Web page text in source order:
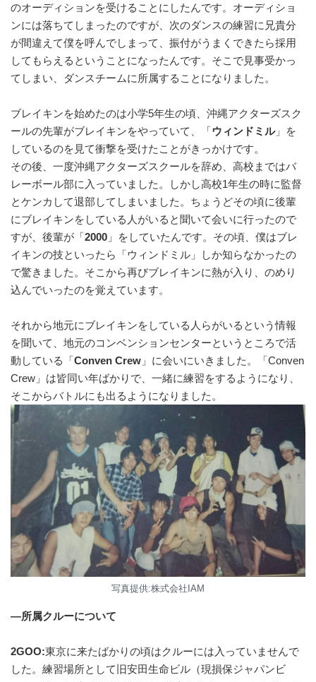
のオーディションを受けることにしたんです。オーディショ
ンには落ちてしまったのですが、次のダンスの練習に兄貴分
が間違えて僕を呼んでしまって、振付がうまくできたら採用
してもらえるということになったんです。そこで見事受かっ
てしまい、ダンスチームに所属することになりました。
ブレイキンを始めたのは小学5年生の頃、沖縄アクターズスク
ールの先輩がブレイキンをやっていて、「ウィンドミル」を
しているのを見て衝撃を受けたことがきっかけです。
その後、一度沖縄アクターズスクールを辞め、高校まではバ
レーボール部に入っていました。しかし高校1年生の時に監督
とケンカして退部してしまいました。ちょうどその頃に後輩
にブレイキンをしている人がいると聞いて会いに行ったので
すが、後輩が「2000 」をしていたんです。その頃、僕はブレ
イキンの技といったら「ウィンドミル」しか知らなかったの
で驚きました。そこから再びブレイキンに熱が入り、のめり
込んでいったのを覚えています。
それから地元にブレイキンをしている人らがいるという情報
を聞いて、地元のコンベンションセンターというところで活
動している「Conven Crew 」に会いにいきました。「Conven
Crew」は皆同い年ばかりで、一緒に練習をするようになり、
そこからバトルにも出るようになりました。
写真提供:株式会社IAM
—所属クルーについて
2GOO:東京に来たばかりの頃はクルーには入っていませんで
した。練習場所として旧安田生命ビル（現損保ジャパンビ